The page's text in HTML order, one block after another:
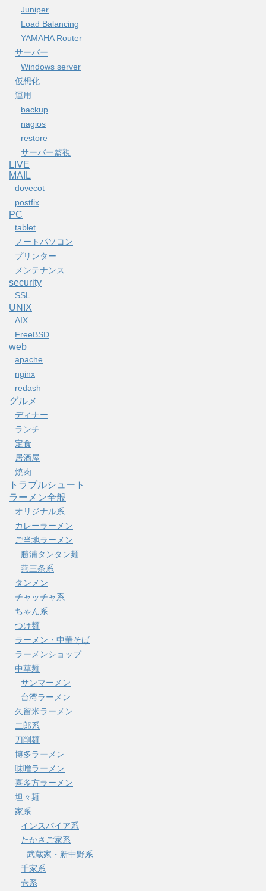
Juniper
Load Balancing
YAMAHA Router
サーバー
Windows server
仮想化
運用
backup
nagios
restore
サーバー監視
LIVE
MAIL
dovecot
postfix
PC
tablet
ノートパソコン
プリンター
メンテナンス
security
SSL
UNIX
AIX
FreeBSD
web
apache
nginx
redash
グルメ
ディナー
ランチ
定食
居酒屋
焼肉
トラブルシュート
ラーメン全般
オリジナル系
カレーラーメン
ご当地ラーメン
勝浦タンタン麺
燕三条系
タンメン
チャッチャ系
ちゃん系
つけ麺
ラーメン・中華そば
ラーメンショップ
中華麺
サンマーメン
台湾ラーメン
久留米ラーメン
二郎系
刀削麺
博多ラーメン
味噌ラーメン
喜多方ラーメン
坦々麺
家系
インスパイア系
たかさご家系
武蔵家・新中野系
千家系
壱系